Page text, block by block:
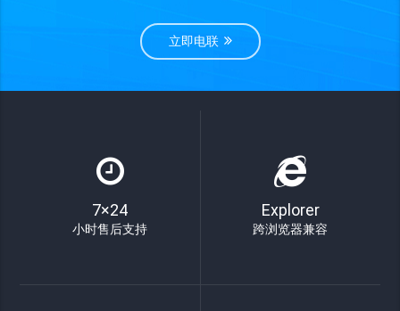
立即电联
7×24
小时售后支持
Explorer
跨浏览器兼容